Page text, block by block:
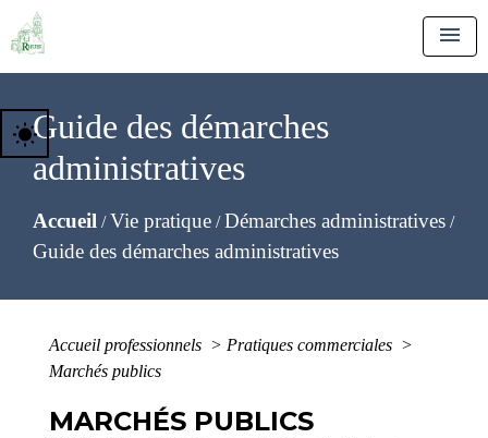
menu
Guide des démarches
administratives
Accueil /Vie pratique /Démarches administratives /
Guide des démarches administratives
wb_sunny
Accueil professionnels > Pratiques commerciales >
Marchés publics
MARCHÉS PUBLICS